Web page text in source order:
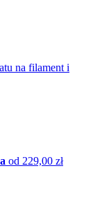
na filament i
od 229,00 zł